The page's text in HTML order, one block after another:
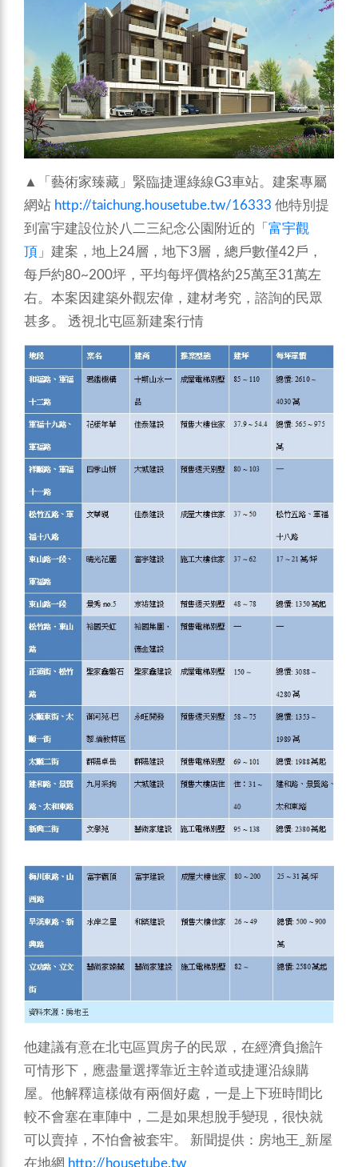
▲「藝術家臻藏」緊臨捷運綠線G3車站。建案專屬
網站 http://taichung.housetube.tw/16333 他特別提
到富宇建設位於八二三紀念公園附近的「 富宇觀
頂 」建案，地上24層，地下3層，總戶數僅42戶，
每戶約80~200坪，平均每坪價格約25萬至31萬左
右。本案因建築外觀宏偉，建材考究，諮詢的民眾
甚多。 透視北屯區新建案行情
他建議有意在北屯區買房子的民眾，在經濟負擔許
可情形下，應盡量選擇靠近主幹道或捷運沿線購
屋。他解釋這樣做有兩個好處，一是上下班時間比
較不會塞在車陣中，二是如果想脫手變現，很快就
可以賣掉，不怕會被套牢。 新聞提供：房地王_新屋
在地網 http://housetube.tw